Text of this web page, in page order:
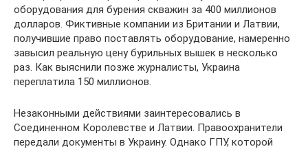
оборудования для бурения скважин за 400 миллионов
долларов. Фиктивные компании из Британии и Латвии,
получившие право поставлять оборудование, намеренно
завысил реальную цену бурильных вышек в несколько
раз. Как выяснили позже журналисты, Украина
переплатила 150 миллионов.
Незаконными действиями заинтересовались в
Соединенном Королевстве и Латвии. Правоохранители
передали документы в Украину. Однако ГПУ, которой